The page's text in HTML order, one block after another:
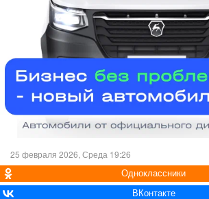
25 февраля 2026, Среда 19:26
Одноклассники
ВКонтакте